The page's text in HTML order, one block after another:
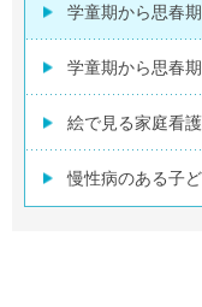
学童期から思春
学童期から思春
絵で見る家庭看
慢性病のある子